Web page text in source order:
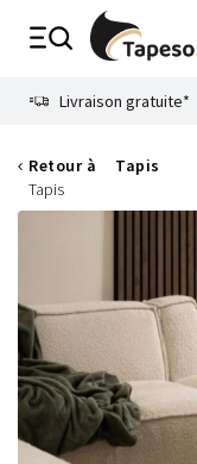
Livraison gratuite*
Retour à
Tapis
Tapis